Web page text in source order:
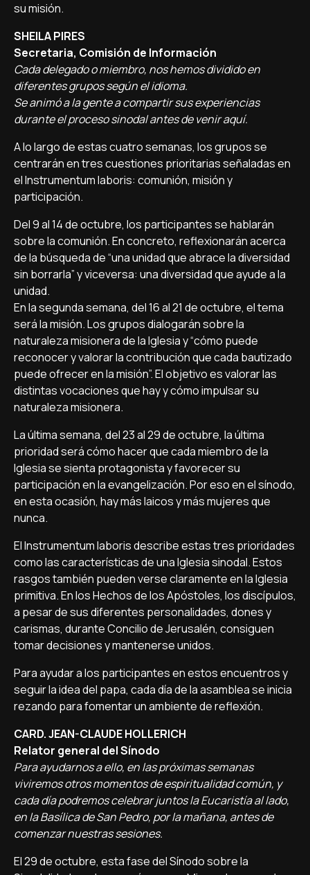
su misión.
SHEILA PIRES
Secretaria, Comisión de Información
Cada delegado o miembro, nos hemos dividido en
diferentes grupos según el idioma.
Se animó a la gente a compartir sus experiencias
durante el proceso sinodal antes de venir aquí.
A lo largo de estas cuatro semanas, los grupos se
centrarán en tres cuestiones prioritarias señaladas en
el Instrumentum laboris: comunión, misión y
participación.
Del 9 al 14 de octubre, los participantes se hablarán
sobre la comunión. En concreto, reflexionarán acerca
de la búsqueda de “una unidad que abrace la diversidad
sin borrarla” y viceversa: una diversidad que ayude a la
unidad.
En la segunda semana, del 16 al 21 de octubre, el tema
será la misión. Los grupos dialogarán sobre la
naturaleza misionera de la Iglesia y “cómo puede
reconocer y valorar la contribución que cada bautizado
puede ofrecer en la misión”. El objetivo es valorar las
distintas vocaciones que hay y cómo impulsar su
naturaleza misionera.
La última semana, del 23 al 29 de octubre, la última
prioridad será cómo hacer que cada miembro de la
Iglesia se sienta protagonista y favorecer su
participación en la evangelización. Por eso en el sínodo,
en esta ocasión, hay más laicos y más mujeres que
nunca.
El Instrumentum laboris describe estas tres prioridades
como las características de una Iglesia sinodal. Estos
rasgos también pueden verse claramente en la Iglesia
primitiva. En los Hechos de los Apóstoles, los discípulos,
a pesar de sus diferentes personalidades, dones y
carismas, durante Concilio de Jerusalén, consiguen
tomar decisiones y mantenerse unidos.
Para ayudar a los participantes en estos encuentros y
seguir la idea del papa, cada día de la asamblea se inicia
rezando para fomentar un ambiente de reflexión.
CARD. JEAN-CLAUDE HOLLERICH
Relator general del Sínodo
Para ayudarnos a ello, en las próximas semanas
viviremos otros momentos de espiritualidad común, y
cada día podremos celebrar juntos la Eucaristía al lado,
en la Basílica de San Pedro, por la mañana, antes de
comenzar nuestras sesiones.
El 29 de octubre, esta fase del Sínodo sobre la